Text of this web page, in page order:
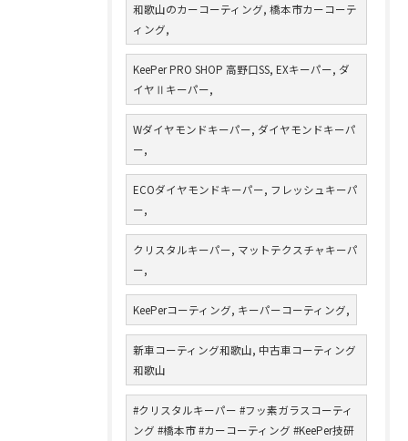
和歌山のカーコーティング, 橋本市カーコーテ
ィング,
KeePer PRO SHOP 高野口SS, EXキーパー, ダ
イヤⅡキーパー,
Wダイヤモンドキーパー, ダイヤモンドキーパ
ー,
ECOダイヤモンドキーパー, フレッシュキーパ
ー,
クリスタルキーパー, マットテクスチャキーパ
ー,
KeePerコーティング, キーパーコーティング,
新車コーティング和歌山, 中古車コーティング
和歌山
#クリスタルキーパー #フッ素ガラスコーティ
ング #橋本市 #カーコーティング #KeePer技研